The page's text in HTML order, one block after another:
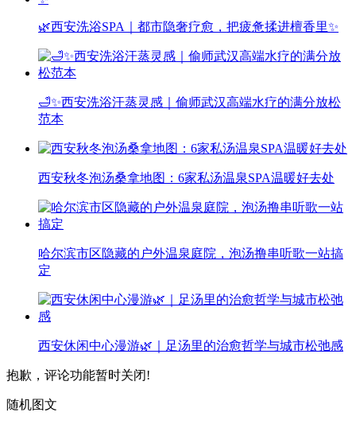
🌿西安洗浴SPA｜都市隐奢疗愈，把疲惫揉进檀香里✨
🛁✨西安洗浴汗蒸灵感｜偷师武汉高端水疗的满分放松
范本
西安秋冬泡汤桑拿地图：6家私汤温泉SPA温暖好去处
哈尔滨市区隐藏的户外温泉庭院，泡汤撸串听歌一站搞
定
西安休闲中心漫游🌿｜足汤里的治愈哲学与城市松弛感
抱歉，评论功能暂时关闭!
随机图文